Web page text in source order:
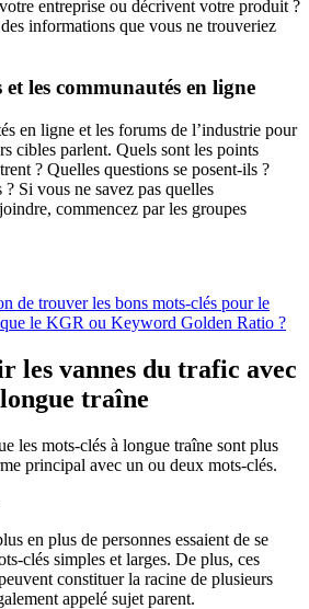
entreprise ou décrivent votre produit ?
informations que vous ne trouveriez
les communautés en ligne
en ligne et les forums de l’industrie pour
cibles parlent. Quels sont les points
? Quelles questions se posent-ils ?
Si vous ne savez pas quelles
commencez par les groupes
de trouver les bons mots-clés pour le
que le KGR ou Keyword Golden Ratio ?
les vannes du trafic avec
traîne
les mots-clés à longue traîne sont plus
principal avec un ou deux mots-clés.
en plus de personnes essaient de se
clés simples et larges. De plus, ces
constituer la racine de plusieurs
appelé sujet parent.